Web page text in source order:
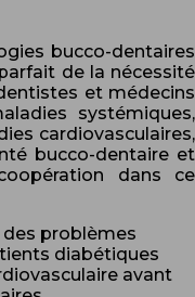
bucco-dentaires
de la nécessité
et médecins
systémiques,
cardiovasculaires,
bucco-dentaire et
dans ce
problèmes
diabétiques
avant